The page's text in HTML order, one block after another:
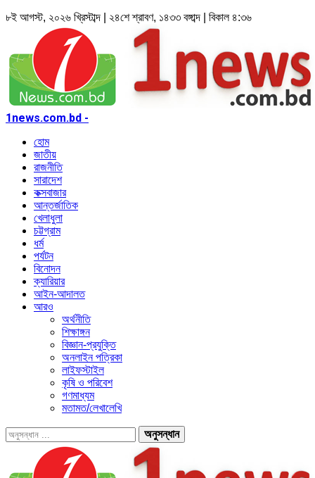
৮ই আগস্ট, ২০২৬ খ্রিস্টাব্দ | ২৪শে শ্রাবণ, ১৪৩৩ বঙ্গাব্দ | বিকাল ৪:৩৬
1news.com.bd -
হোম
জাতীয়
রাজনীতি
সারাদেশ
কক্সবাজার
আন্তর্জাতিক
খেলাধুলা
চট্টগ্রাম
ধর্ম
পর্যটন
বিনোদন
ক্যারিয়ার
আইন-আদালত
আরও
অর্থনীতি
শিক্ষাঙ্গন
বিজ্ঞান-প্রযুক্তি
অনলাইন পত্রিকা
লাইফস্টাইল
কৃষি ও পরিবেশ
গণমাধ্যম
মতামত/লেখালেখি